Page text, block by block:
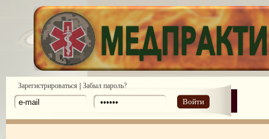
Зарегистрироваться | Забыл пароль?
Войти